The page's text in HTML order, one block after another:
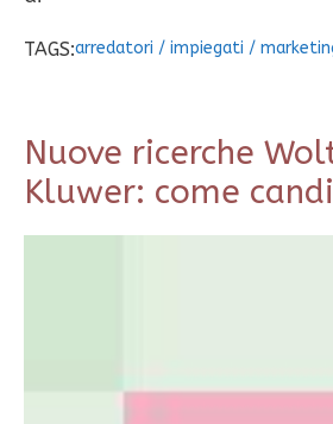
TAGS:arredatori / impiegati /
Nuove ricerche
Kluwer: come